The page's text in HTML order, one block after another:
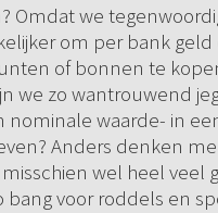
Omdat we
om per bank
of bonnen te
we zo wantrouwend
waarde- in
Anders denken
wel heel
voor roddels en